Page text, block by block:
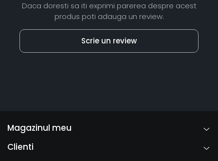
Daca doresti sa iti exprimi parerea despre acest
produs poti adauga un review.
Scrie un review
Magazinul meu
Clienti